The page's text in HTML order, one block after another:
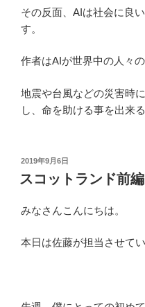
その反面、AIは社会に良
す。
作者はAIが世界中の人々
地震や台風などの災害時
し、命を助ける事を出来
投
稿
日:
2019年9月6日
スコットランド前編
みなさんこんにちは。
本日は佐藤が担当させてい